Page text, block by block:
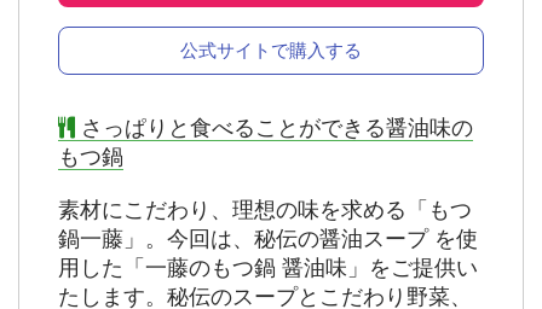
公式サイトで購入する
さっぱりと食べることができる醤油味の
もつ鍋
素材にこだわり、理想の味を求める「もつ
鍋一藤」。今回は、秘伝の醤油スープ を使
用した「一藤のもつ鍋 醤油味」をご提供い
たします。秘伝のスープとこだわり野菜、